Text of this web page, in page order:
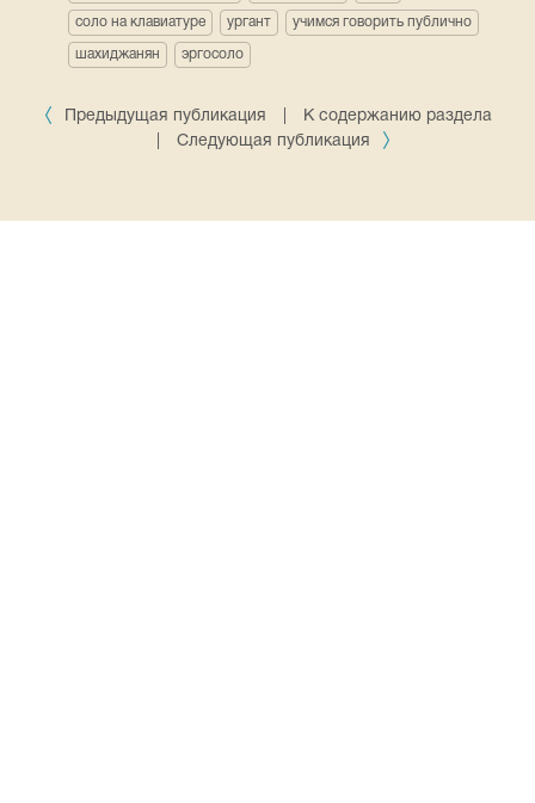
соло на клавиатуре ургант учимся говорить публично
шахиджанян эргосоло
Предыдущая публикация
К содержанию раздела
Следующая публикация